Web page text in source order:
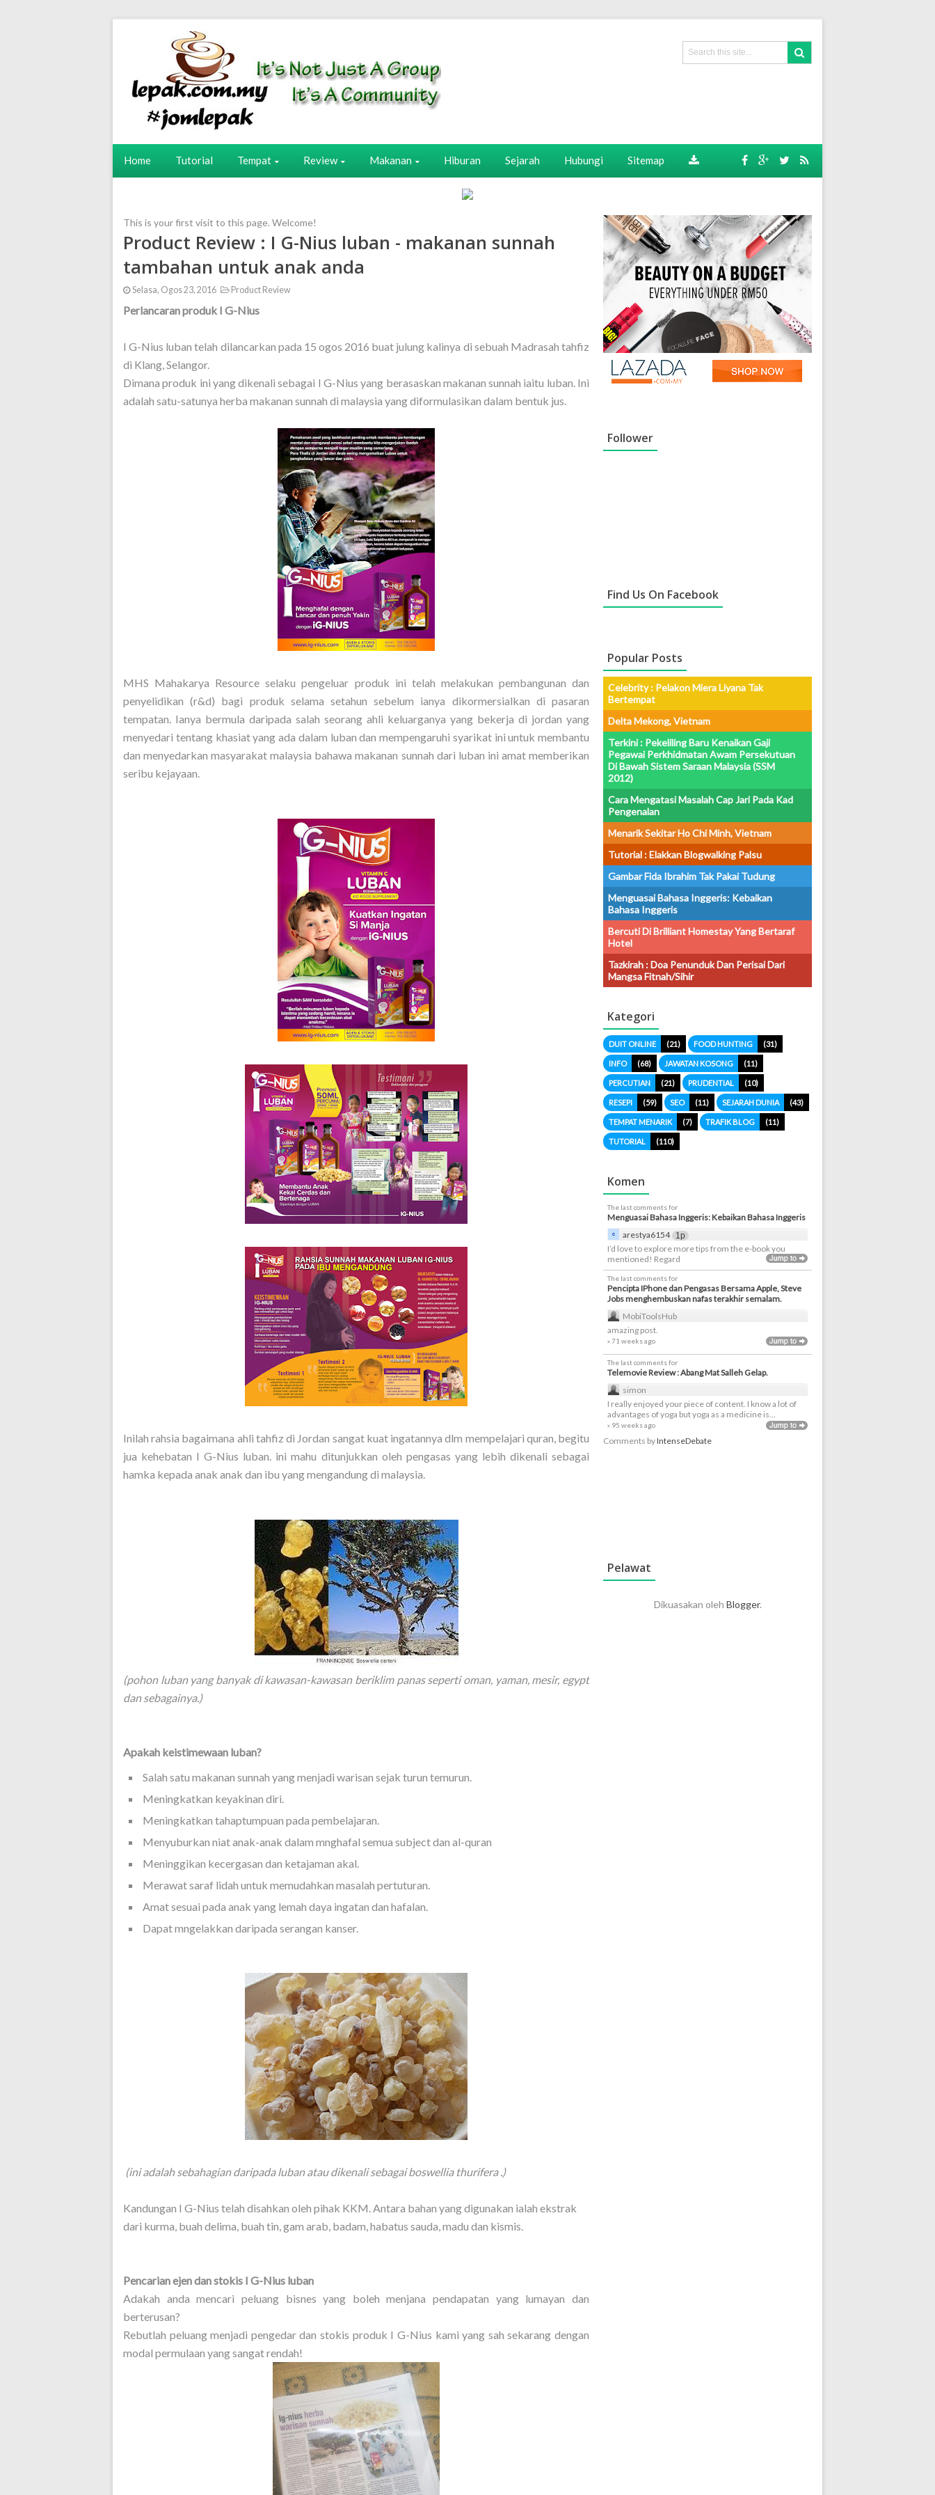
Home Tutorial Tempat Review Makanan Hiburan Sejarah Hubungi Sitemap
This is your first visit to this page. Welcome!
Product Review : I G-Nius luban - makanan sunnah
tambahan untuk anak anda
Selasa, Ogos 23, 2016 Product Review
Perlancaran produk I G-Nius
I G-Nius luban telah dilancarkan pada 15 ogos 2016 buat julung kalinya di sebuah Madrasah tahfiz
di Klang, Selangor.
Dimana produk ini yang dikenali sebagai I G-Nius yang berasaskan makanan sunnah iaitu luban. Ini
adalah satu-satunya herba makanan sunnah di malaysia yang diformulasikan dalam bentuk jus.
MHS Mahakarya Resource selaku pengeluar produk ini telah melakukan pembangunan dan
penyelidikan (r&d) bagi produk selama setahun sebelum ianya dikormersialkan di pasaran
tempatan. Ianya bermula daripada salah seorang ahli keluarganya yang bekerja di jordan yang
menyedari tentang khasiat yang ada dalam luban dan mempengaruhi syarikat ini untuk membantu
dan menyedarkan masyarakat malaysia bahawa makanan sunnah dari luban ini amat memberikan
seribu kejayaan.
Inilah rahsia bagaimana ahli tahfiz di Jordan sangat kuat ingatannya dlm mempelajari quran, begitu
jua kehebatan I G-Nius luban. ini mahu ditunjukkan oleh pengasas yang lebih dikenali sebagai
hamka kepada anak anak dan ibu yang mengandung di malaysia.
(pohon luban yang banyak di kawasan-kawasan beriklim panas seperti oman, yaman, mesir, egypt
dan sebagainya.)
Apakah keistimewaan luban?
Salah satu makanan sunnah yang menjadi warisan sejak turun temurun.
Meningkatkan keyakinan diri.
Meningkatkan tahaptumpuan pada pembelajaran.
Menyuburkan niat anak-anak dalam mnghafal semua subject dan al-quran
Meninggikan kecergasan dan ketajaman akal.
Merawat saraf lidah untuk memudahkan masalah pertuturan.
Amat sesuai pada anak yang lemah daya ingatan dan hafalan.
Dapat mngelakkan daripada serangan kanser.
(ini adalah sebahagian daripada luban atau dikenali sebagai boswellia thurifera .)
Kandungan I G-Nius telah disahkan oleh pihak KKM. Antara bahan yang digunakan ialah ekstrak
dari kurma, buah delima, buah tin, gam arab, badam, habatus sauda, madu dan kismis.
Pencarian ejen dan stokis I G-Nius luban
Adakah anda mencari peluang bisnes yang boleh menjana pendapatan yang lumayan dan
berterusan?
Rebutlah peluang menjadi pengedar dan stokis produk I G-Nius kami yang sah sekarang dengan
modal permulaan yang sangat rendah!
Follower
Find Us On Facebook
Popular Posts
Celebrity : Pelakon Miera Liyana Tak
Bertempat
Delta Mekong, Vietnam
Terkini : Pekeliling Baru Kenaikan Gaji
Pegawai Perkhidmatan Awam Persekutuan
Di Bawah Sistem Saraan Malaysia (SSM
2012)
Cara Mengatasi Masalah Cap Jari Pada Kad
Pengenalan
Menarik Sekitar Ho Chi Minh, Vietnam
Tutorial : Elakkan Blogwalking Palsu
Gambar Fida Ibrahim Tak Pakai Tudung
Menguasai Bahasa Inggeris: Kebaikan
Bahasa Inggeris
Bercuti Di Brilliant Homestay Yang Bertaraf
Hotel
Tazkirah : Doa Penunduk Dan Perisai Dari
Mangsa Fitnah/sihir
Kategori
DUIT ONLINE (21) FOOD HUNTING (31)
INFO (68) JAWATAN KOSONG (11)
PERCUTIAN (21) PRUDENTIAL (10)
RESEPI (59) SEO (11) SEJARAH DUNIA (43)
TEMPAT MENARIK (7) TRAFIK BLOG (11)
TUTORIAL (110)
Komen
The last comments for
Menguasai Bahasa Inggeris: Kebaikan Bahasa Inggeris
arestya6154
1p
I’d love to explore more tips from the e-book you
mentioned! Regard
The last comments for
Pencipta IPhone dan Pengasas Bersama Apple, Steve
Jobs menghembuskan nafas terakhir semalam.
MobiToolsHub
amazing post.
» 71 weeks ago
The last comments for
Telemovie Review : Abang Mat Salleh Gelap.
simon
I really enjoyed your piece of content. I know a lot of
advantages of yoga but yoga as a medicine is...
» 95 weeks ago
Comments byIntenseDebate
Pelawat
Dikuasakan oleh Blogger.